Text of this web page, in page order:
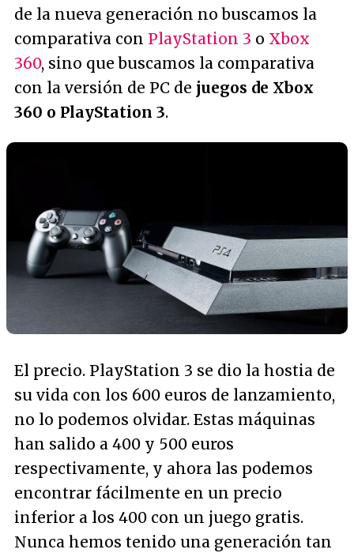
de la nueva generación no buscamos la
comparativa con PlayStation 3 o Xbox
360, sino que buscamos la comparativa
con la versión de PC de juegos de Xbox
360 o PlayStation 3.
El precio. PlayStation 3 se dio la hostia de
su vida con los 600 euros de lanzamiento,
no lo podemos olvidar. Estas máquinas
han salido a 400 y 500 euros
respectivamente, y ahora las podemos
encontrar fácilmente en un precio
inferior a los 400 con un juego gratis.
Nunca hemos tenido una generación tan